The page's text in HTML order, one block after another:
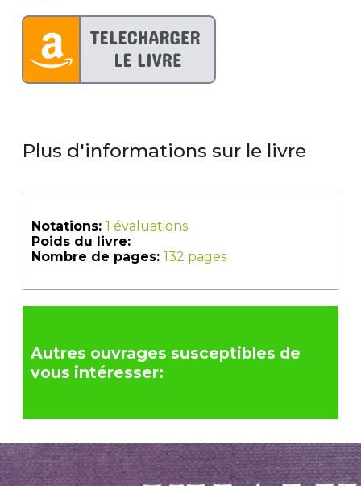
Plus d'informations sur le livre
Notations: 1 évaluations
Poids du livre:
Nombre de pages: 132 pages
Autres ouvrages susceptibles de
vous intéresser: